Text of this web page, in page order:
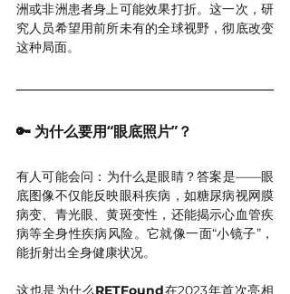
洲或非洲患者身上可能效果打折。这一次，研
究人员希望用前所未有的全球视野，彻底改变
这种局面。
🔑 为什么要用“眼底照片”？
有人可能会问：为什么是眼睛？答案是——眼
底图像不仅能反映眼科疾病，如糖尿病视网膜
病变、青光眼、黄斑变性，还能揭示心血管疾
病等全身性疾病风险。它就像一面“小镜子”，
能折射出全身健康状况。
这也是为什么RETFound在2023年首次亮相